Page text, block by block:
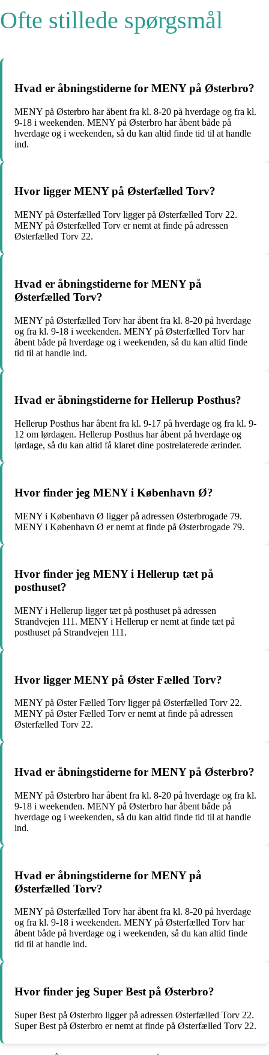
Ofte stillede spørgsmål
Hvad er åbningstiderne for MENY på Østerbro?
MENY på Østerbro har åbent fra kl. 8-20 på hverdage og fra kl.
9-18 i weekenden. MENY på Østerbro har åbent både på
hverdage og i weekenden, så du kan altid finde tid til at handle
ind.
Hvor ligger MENY på Østerfælled Torv?
MENY på Østerfælled Torv ligger på Østerfælled Torv 22.
MENY på Østerfælled Torv er nemt at finde på adressen
Østerfælled Torv 22.
Hvad er åbningstiderne for MENY på
Østerfælled Torv?
MENY på Østerfælled Torv har åbent fra kl. 8-20 på hverdage
og fra kl. 9-18 i weekenden. MENY på Østerfælled Torv har
åbent både på hverdage og i weekenden, så du kan altid finde
tid til at handle ind.
Hvad er åbningstiderne for Hellerup Posthus?
Hellerup Posthus har åbent fra kl. 9-17 på hverdage og fra kl. 9-
12 om lørdagen. Hellerup Posthus har åbent på hverdage og
lørdage, så du kan altid få klaret dine postrelaterede ærinder.
Hvor finder jeg MENY i København Ø?
MENY i København Ø ligger på adressen Østerbrogade 79.
MENY i København Ø er nemt at finde på Østerbrogade 79.
Hvor finder jeg MENY i Hellerup tæt på
posthuset?
MENY i Hellerup ligger tæt på posthuset på adressen
Strandvejen 111. MENY i Hellerup er nemt at finde tæt på
posthuset på Strandvejen 111.
Hvor ligger MENY på Øster Fælled Torv?
MENY på Øster Fælled Torv ligger på Østerfælled Torv 22.
MENY på Øster Fælled Torv er nemt at finde på adressen
Østerfælled Torv 22.
Hvad er åbningstiderne for MENY på Østerbro?
MENY på Østerbro har åbent fra kl. 8-20 på hverdage og fra kl.
9-18 i weekenden. MENY på Østerbro har åbent både på
hverdage og i weekenden, så du kan altid finde tid til at handle
ind.
Hvad er åbningstiderne for MENY på
Østerfælled Torv?
MENY på Østerfælled Torv har åbent fra kl. 8-20 på hverdage
og fra kl. 9-18 i weekenden. MENY på Østerfælled Torv har
åbent både på hverdage og i weekenden, så du kan altid finde
tid til at handle ind.
Hvor finder jeg Super Best på Østerbro?
Super Best på Østerbro ligger på adressen Østerfælled Torv 22.
Super Best på Østerbro er nemt at finde på Østerfælled Torv 22.